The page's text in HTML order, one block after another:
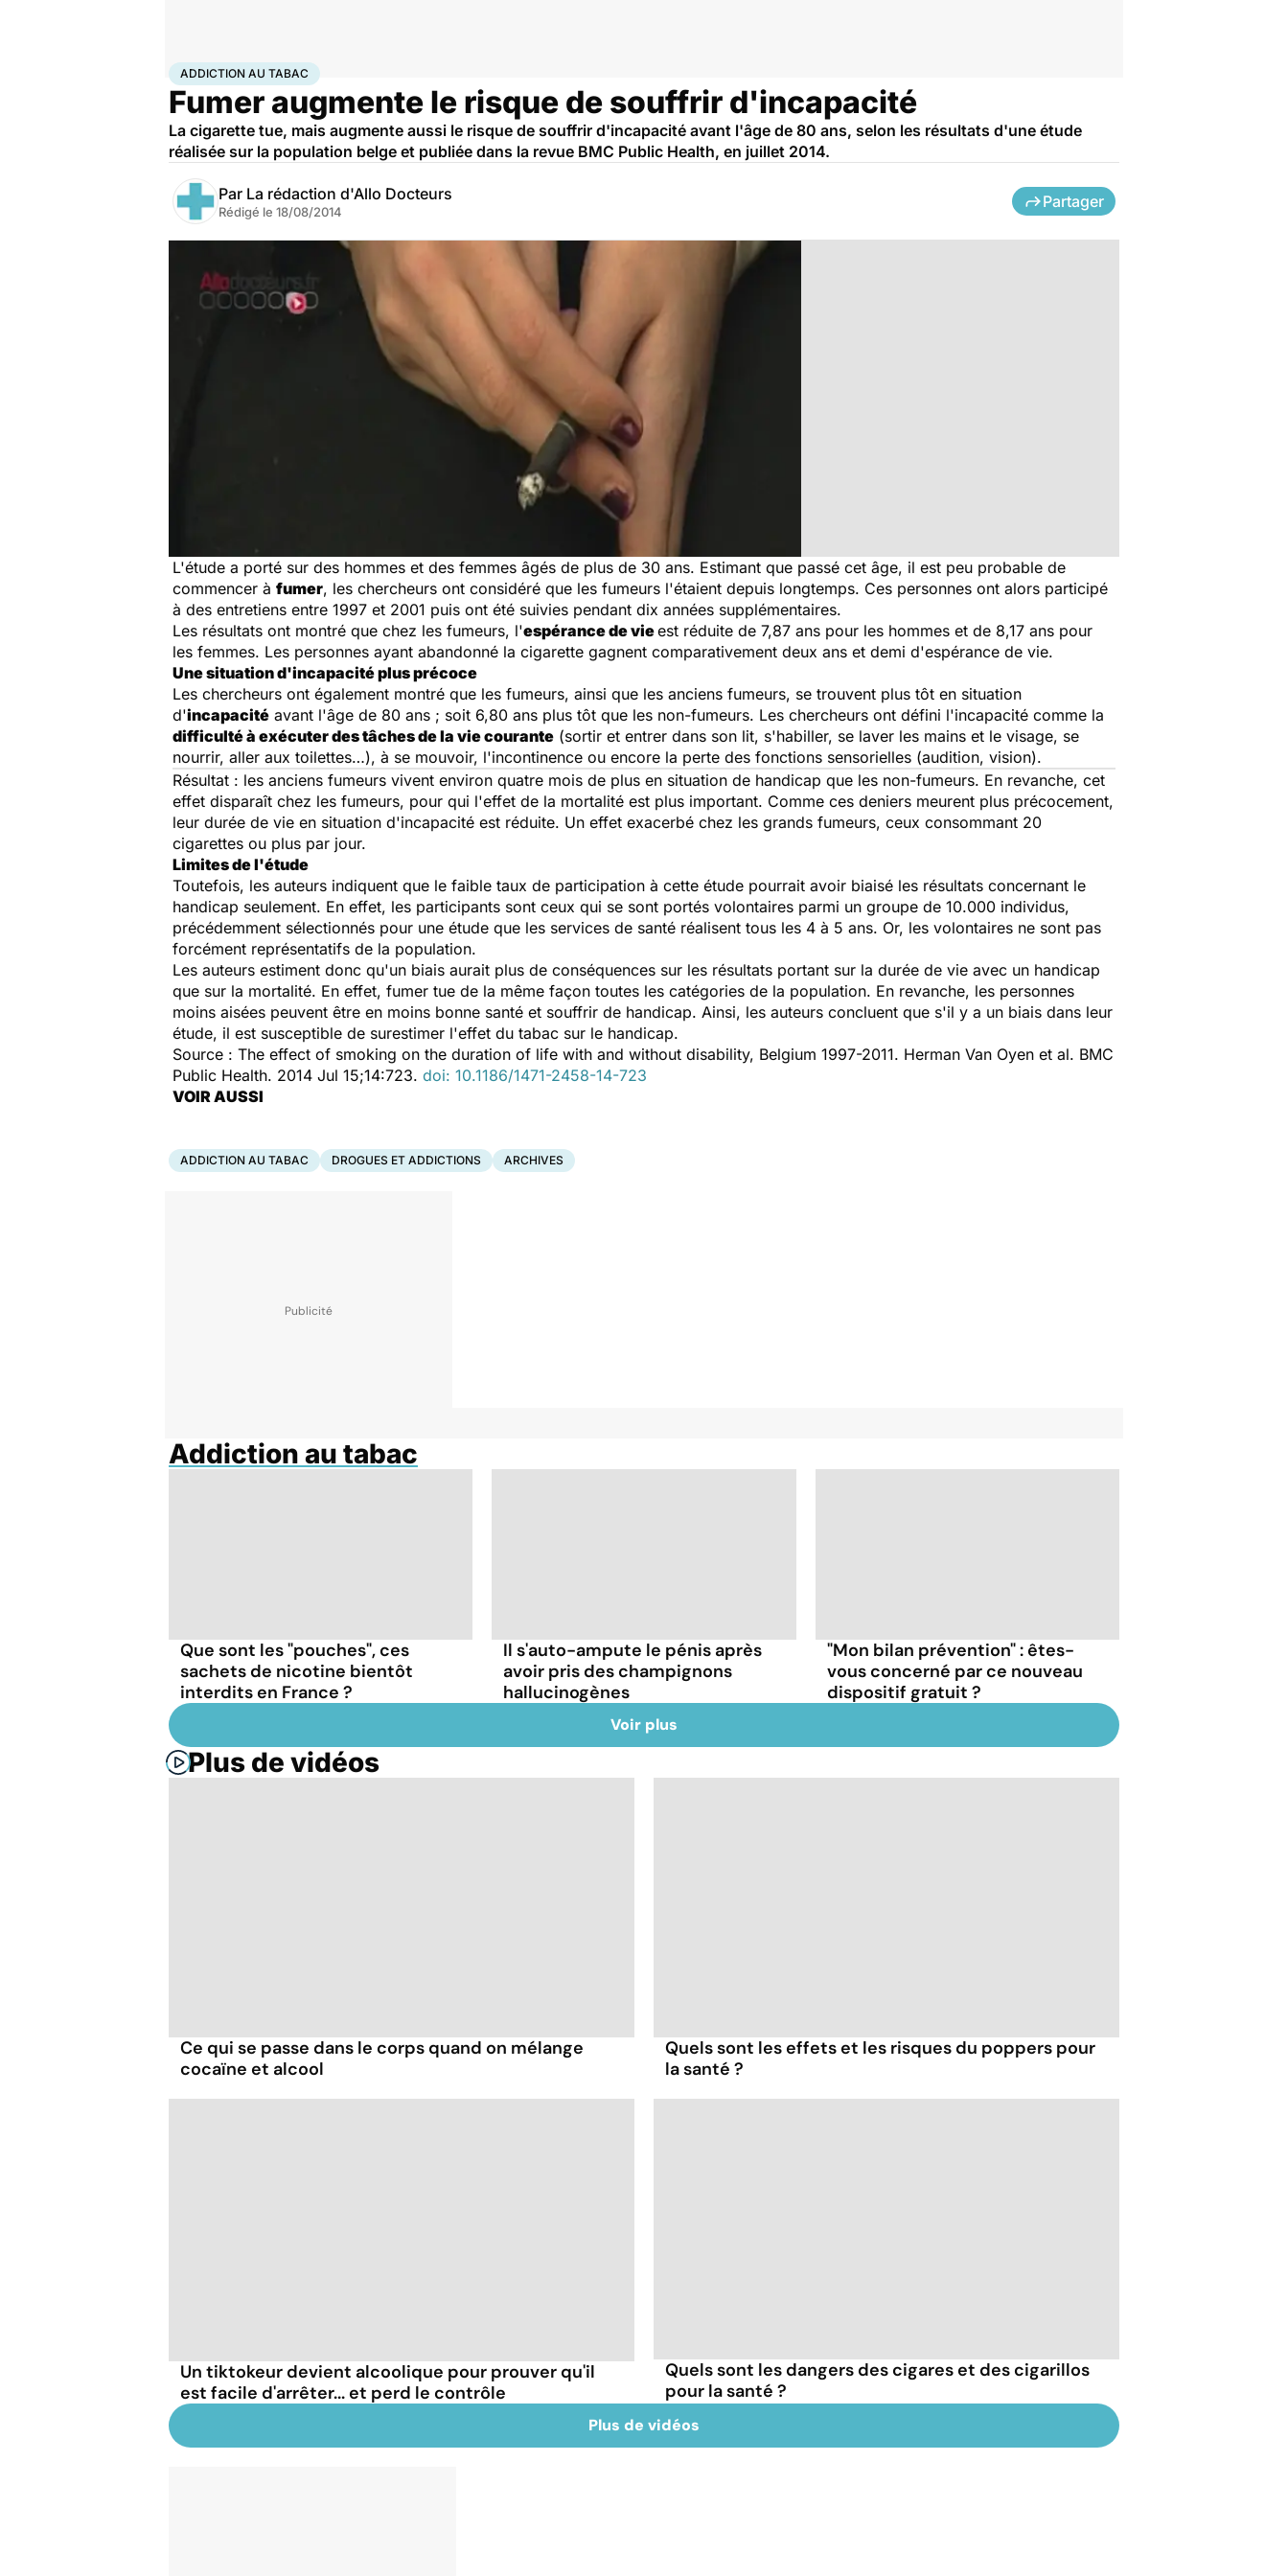
AccueilSantéMaladiesDrogues et addictions
ADDICTION AU TABAC
Fumer augmente le risque de souffrir d'incapacité
La cigarette tue, mais augmente aussi le risque de souffrir d'incapacité avant l'âge de 80 ans, selon les résultats d'une étude
réalisée sur la population belge et publiée dans la revue BMC Public Health, en juillet 2014.
Par La rédaction d'Allo Docteurs
Rédigé le 18/08/2014
Partager
L'étude a porté sur des hommes et des femmes âgés de plus de 30 ans. Estimant que passé cet âge, il est peu probable de
commencer à fumer, les chercheurs ont considéré que les fumeurs l'étaient depuis longtemps. Ces personnes ont alors participé
à des entretiens entre 1997 et 2001 puis ont été suivies pendant dix années supplémentaires.
Les résultats ont montré que chez les fumeurs, l'espérance de vieest réduite de 7,87 ans pour les hommes et de 8,17 ans pour
les femmes. Les personnes ayant abandonné la cigarette gagnent comparativement deux ans et demi d'espérance de vie.
Une situation d'incapacité plus précoce
Les chercheurs ont également montré que les fumeurs, ainsi que les anciens fumeurs, se trouvent plus tôt en situation
d'incapacité avant l'âge de 80 ans ; soit 6,80 ans plus tôt que les non-fumeurs. Les chercheurs ont défini l'incapacité comme la
difficulté à exécuter des tâches de la vie courante (sortir et entrer dans son lit, s'habiller, se laver les mains et le visage, se
nourrir, aller aux toilettes…), à se mouvoir, l'incontinence ou encore la perte des fonctions sensorielles (audition, vision).
Résultat : les anciens fumeurs vivent environ quatre mois de plus en situation de handicap que les non-fumeurs. En revanche, cet
effet disparaît chez les fumeurs, pour qui l'effet de la mortalité est plus important. Comme ces deniers meurent plus précocement,
leur durée de vie en situation d'incapacité est réduite. Un effet exacerbé chez les grands fumeurs, ceux consommant 20
cigarettes ou plus par jour.
Limites de l'étude
Toutefois, les auteurs indiquent que le faible taux de participation à cette étude pourrait avoir biaisé les résultats concernant le
handicap seulement. En effet, les participants sont ceux qui se sont portés volontaires parmi un groupe de 10.000 individus,
précédemment sélectionnés pour une étude que les services de santé réalisent tous les 4 à 5 ans. Or, les volontaires ne sont pas
forcément représentatifs de la population.
Les auteurs estiment donc qu'un biais aurait plus de conséquences sur les résultats portant sur la durée de vie avec un handicap
que sur la mortalité. En effet, fumer tue de la même façon toutes les catégories de la population. En revanche, les personnes
moins aisées peuvent être en moins bonne santé et souffrir de handicap. Ainsi, les auteurs concluent que s'il y a un biais dans leur
étude, il est susceptible de surestimer l'effet du tabac sur le handicap.
Source : The effect of smoking on the duration of life with and without disability, Belgium 1997-2011. Herman Van Oyen et al. BMC
Public Health. 2014 Jul 15;14:723. doi: 10.1186/1471-2458-14-723
VOIR AUSSI
ADDICTION AU TABAC DROGUES ET ADDICTIONS ARCHIVES
Addiction au tabac
Que sont les "pouches", ces
sachets de nicotine bientôt
interdits en France ?
Il s'auto-ampute le pénis après
avoir pris des champignons
hallucinogènes
"Mon bilan prévention" : êtes-
vous concerné par ce nouveau
dispositif gratuit ?
Voir plus
Plus de vidéos
Ce qui se passe dans le corps quand on mélange
cocaïne et alcool
Quels sont les effets et les risques du poppers pour
la santé ?
Un tiktokeur devient alcoolique pour prouver qu'il
est facile d'arrêter... et perd le contrôle
Quels sont les dangers des cigares et des cigarillos
pour la santé ?
Plus de vidéos